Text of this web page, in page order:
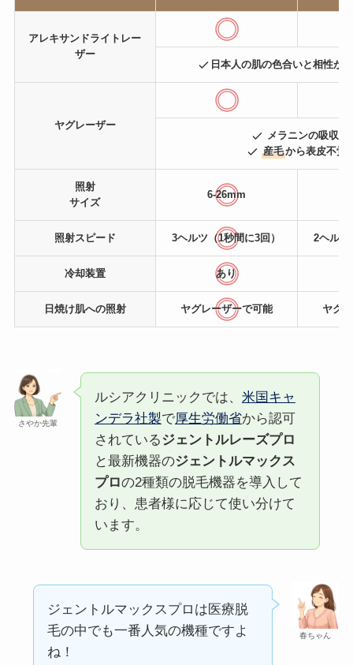
アレキサンドライトレー
ザー
日本人の肌の色合いと相性が
ヤグレーザー
メラニンの吸収率
産毛から表皮不覚
照射
サイズ
6-26mm
照射スピード 3ヘルツ（1秒間に3回） 2ヘルツ
冷却装置 あり
日焼け肌への照射 ヤグレーザーで可能 ヤグ
さやか先輩
ルシアクリニックでは、 米国キャ
ンデラ社製で厚生労働省から認可
されているジェントルレーズプロ
と最新機器のジェントルマックス
プロの2種類の脱毛機器を導入して
おり、患者様に応じて使い分けて
います。
春ちゃん
ジェントルマックスプロは医療脱
毛の中でも一番人気の機種ですよ
ね！